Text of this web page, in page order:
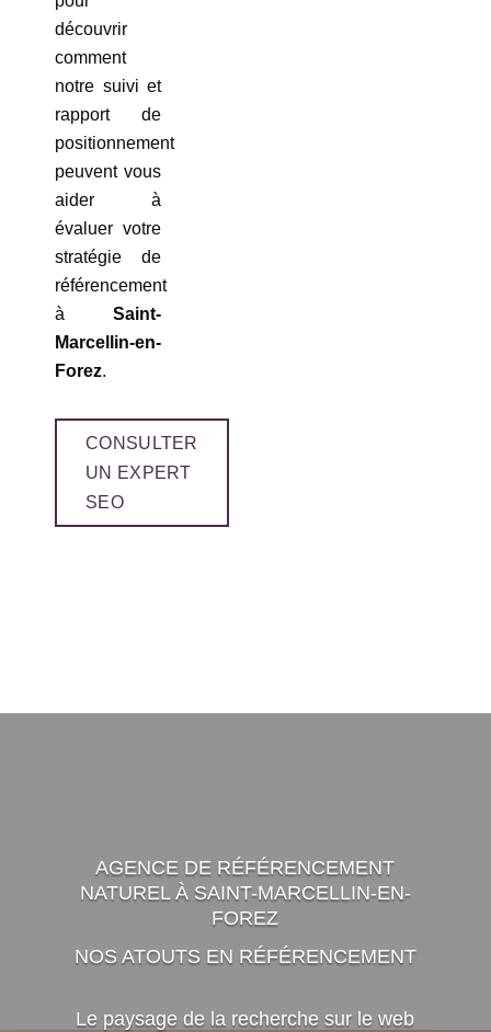
découvrir
comment
notre suivi et
rapport de
positionnement
peuvent vous
aider à
évaluer votre
stratégie de
référencement
àSaint-
Marcellin-en-
Forez.
CONSULTER
UN EXPERT
SEO
AGENCE DE RÉFÉRENCEMENT
NATUREL À SAINT-MARCELLIN-EN-
FOREZ
NOS ATOUTS EN RÉFÉRENCEMENT
Le paysage de la recherche sur le web